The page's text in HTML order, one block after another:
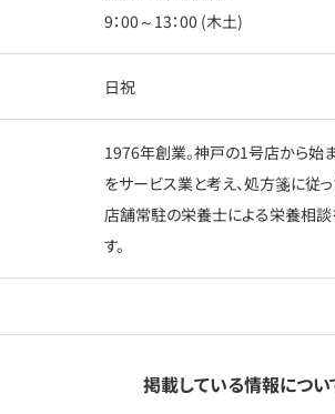
9：00～13：00 (木土)
日祝
1976年創業。神戸の1号店から始
をサービス業と考え、処方箋に従
店舗常駐の栄養士による栄養相談
す。
掲載している情報につ